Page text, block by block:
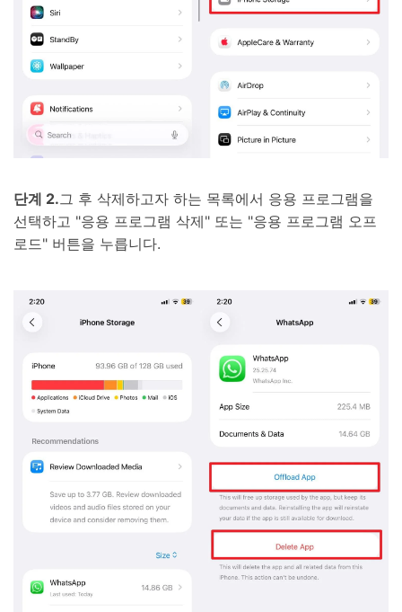
단계 2.그 후 삭제하고자 하는 목록에서 응용 프로그램을
선택하고 "응용 프로그램 삭제" 또는 "응용 프로그램 오프
로드" 버튼을 누릅니다.